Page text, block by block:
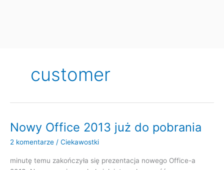
customer
Nowy Office 2013 już do pobrania
2 komentarze / Ciekawostki
minutę temu zakończyła się prezentacja nowego Office-a